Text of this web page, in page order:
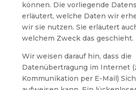
können. Die vorliegende
erläutert, welche Daten wir
wir sie nutzen. Sie erläutert
welchem Zweck das geschieht.
Wir weisen darauf hin, dass die
Datenübertragung im Internet
Kommunikation per E-Mail)